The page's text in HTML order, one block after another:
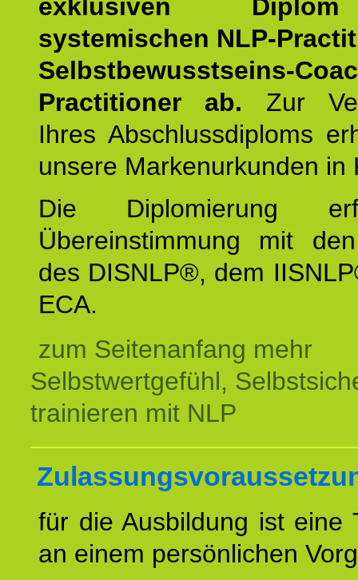
exklusiven
systemischen NLP-
Selbstbewusstseins-
Practitioner ab. Zur
Ihres Abschlussdiploms
unsere Markenurkunden in
Die Diplomierung
Übereinstimmung mit
des DISNLP®, dem
ECA.
zum Seitenanfang mehr
Selbstwertgefühl,
trainieren mit NLP
für die Ausbildung ist eine
an einem persönlichen